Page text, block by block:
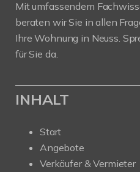
Mit umfassendem
beraten wir Sie in allen
Ihre Wohnung in Neuss.
für Sie da.
INHALT
Start
Angebote
Verkäufer & Vermieter